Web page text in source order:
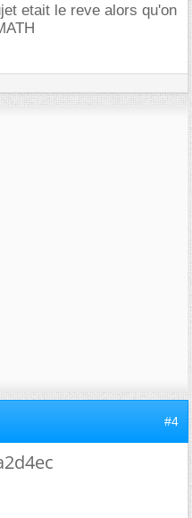
etait le reve alors qu'on
#4